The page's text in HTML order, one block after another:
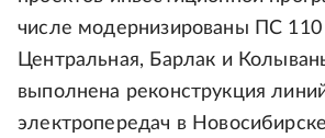
числе модернизированы ПС 110
Центральная, Барлак и
выполнена реконструкция
электропередач в